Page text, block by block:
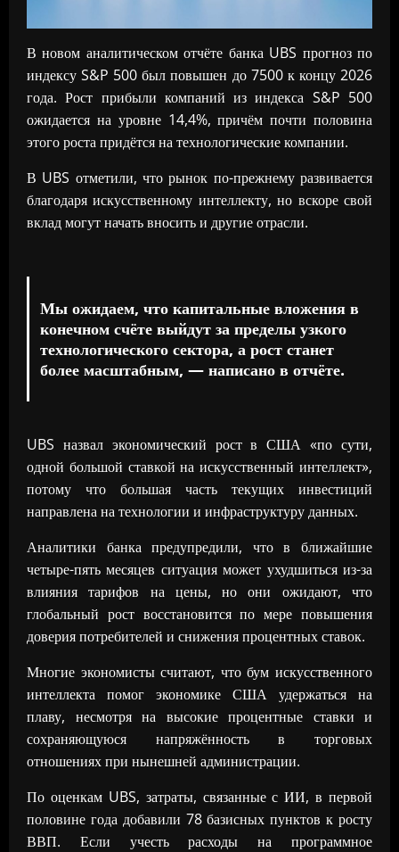
В новом аналитическом отчёте банка UBS прогноз по
индексу S&P 500 был повышен до 7500 к концу 2026
года. Рост прибыли компаний из индекса S&P 500
ожидается на уровне 14,4%, причём почти половина
этого роста придётся на технологические компании.
В UBS отметили, что рынок по-прежнему развивается
благодаря искусственному интеллекту, но вскоре свой
вклад могут начать вносить и другие отрасли.
Мы ожидаем, что капитальные вложения в
конечном счёте выйдут за пределы узкого
технологического сектора, а рост станет
более масштабным, — написано в отчёте.
UBS назвал экономический рост в США «по сути,
одной большой ставкой на искусственный интеллект»,
потому что большая часть текущих инвестиций
направлена на технологии и инфраструктуру данных.
Аналитики банка предупредили, что в ближайшие
четыре-пять месяцев ситуация может ухудшиться из-за
влияния тарифов на цены, но они ожидают, что
глобальный рост восстановится по мере повышения
доверия потребителей и снижения процентных ставок.
Многие экономисты считают, что бум искусственного
интеллекта помог экономике США удержаться на
плаву, несмотря на высокие процентные ставки и
сохраняющуюся напряжённость в торговых
отношениях при нынешней администрации.
По оценкам UBS, затраты, связанные с ИИ, в первой
половине года добавили 78 базисных пунктов к росту
ВВП. Если учесть расходы на программное